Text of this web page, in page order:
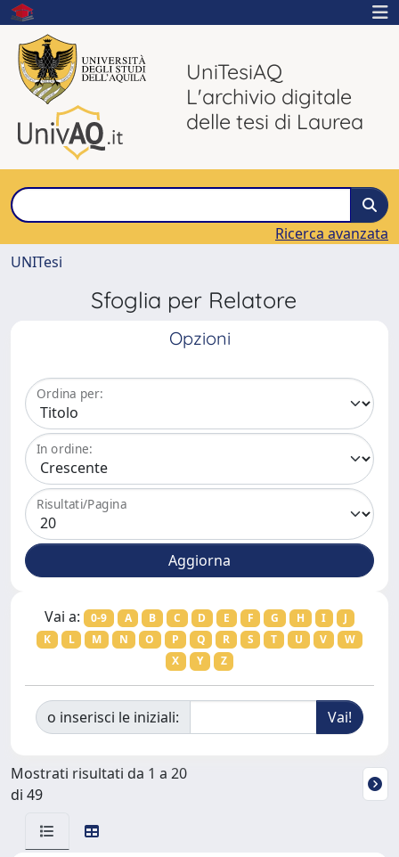
UniTesiAQ
L'archivio digitale
delle tesi di Laurea
Ricerca avanzata
UNITesi
Sfoglia per Relatore
Opzioni
Ordina per:
In ordine:
Risultati/Pagina
Vai a: 0-9 A B C D E F G H I
J
K
L M N O P Q R S T U V
W
X
Y Z
o inserisci le iniziali:
Mostrati risultati da 1 a 20
di 49